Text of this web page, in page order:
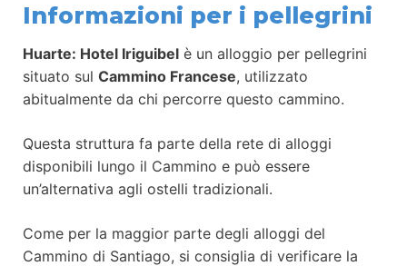
Informazioni per i pellegrini
Huarte: Hotel Iriguibel è un alloggio per pellegrini
situato sul Cammino Francese, utilizzato
abitualmente da chi percorre questo cammino.
Questa struttura fa parte della rete di alloggi
disponibili lungo il Cammino e può essere
un’alternativa agli ostelli tradizionali.
Come per la maggior parte degli alloggi del
Cammino di Santiago, si consiglia di verificare la